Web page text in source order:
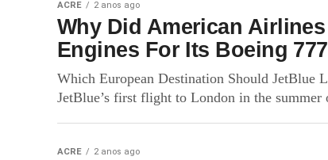
ACRE 2 anos ago
Why Did American
Engines For Its Boeing
Which European Destination Should JetBlue
JetBlue’s first flight to London in the summer
ACRE 2 anos ago